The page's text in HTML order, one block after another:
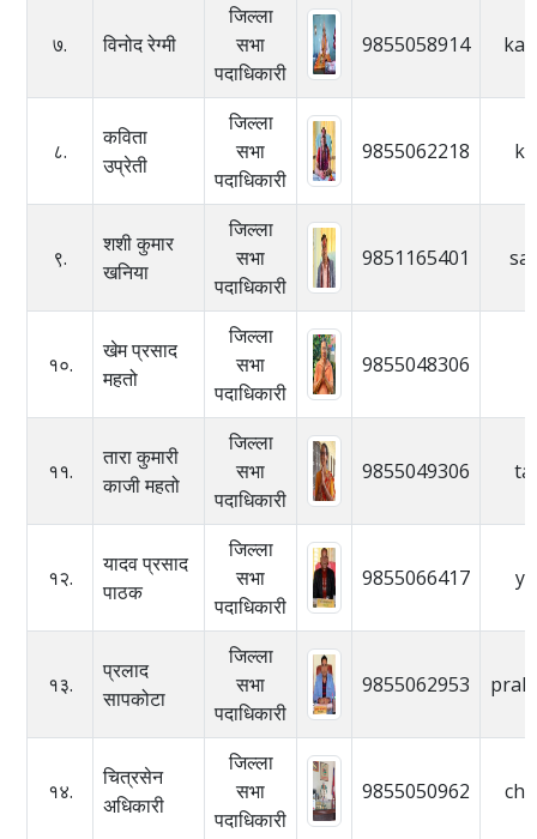
७. विनोद रेग्मी
जिल्ला
सभा
पदाधिकारी
9855058914
८.
कविता
उप्रेती
जिल्ला
सभा
पदाधिकारी
9855062218
९.
शशी कुमार
खनिया
जिल्ला
सभा
पदाधिकारी
9851165401
१०.
खेम प्रसाद
महतो
जिल्ला
सभा
पदाधिकारी
9855048306
११.
तारा कुमारी
काजी महतो
जिल्ला
सभा
पदाधिकारी
9855049306
१२.
यादव प्रसाद
पाठक
जिल्ला
सभा
पदाधिकारी
9855066417
१३.
प्रलाद
सापकोटा
जिल्ला
सभा
पदाधिकारी
9855062953
१४.
चित्रसेन
अधिकारी
जिल्ला
सभा
पदाधिकारी
9855050962